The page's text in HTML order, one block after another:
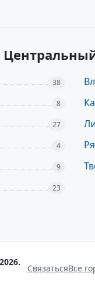
38
8
27
4
9
23
СвязатьсяВсе